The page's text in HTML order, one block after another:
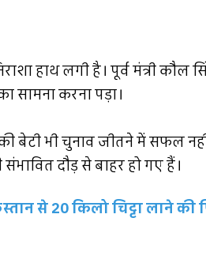
हाथ लगी है। पूर्व मंत्री कौल
सामना करना पड़ा।
की बेटी भी चुनाव जीतने में सफल
दौड़ से बाहर हो गए हैं।
से 20 किलो चिट्टा लाने की